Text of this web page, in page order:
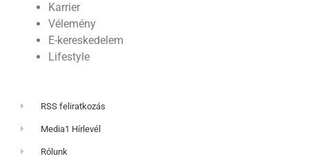
Karrier
Vélemény
E-kereskedelem
Lifestyle
RSS feliratkozás
Media1 Hírlevél
Rólunk